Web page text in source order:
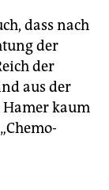
dass nach
der
der
aus der
kaum